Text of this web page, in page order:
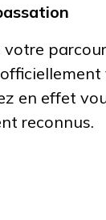
votre
en effet
reconnus.